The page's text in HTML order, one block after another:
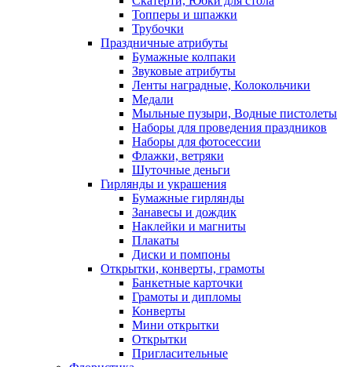
Топперы и шпажки
Трубочки
Праздничные атрибуты
Бумажные колпаки
Звуковые атрибуты
Ленты наградные, Колокольчики
Медали
Мыльные пузыри, Водные пистолеты
Наборы для проведения праздников
Наборы для фотосессии
Флажки, ветряки
Шуточные деньги
Гирлянды и украшения
Бумажные гирлянды
Занавесы и дождик
Наклейки и магниты
Плакаты
Диски и помпоны
Открытки, конверты, грамоты
Банкетные карточки
Грамоты и дипломы
Конверты
Мини открытки
Открытки
Пригласительные